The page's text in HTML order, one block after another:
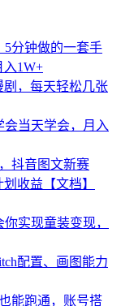
分钟做的一套手
入1W+
，每天轻松几张
当天学会，月入
抖音图文新赛
收益【文档】
实现童装变现，
配置、画图能力
能跑通，账号搭